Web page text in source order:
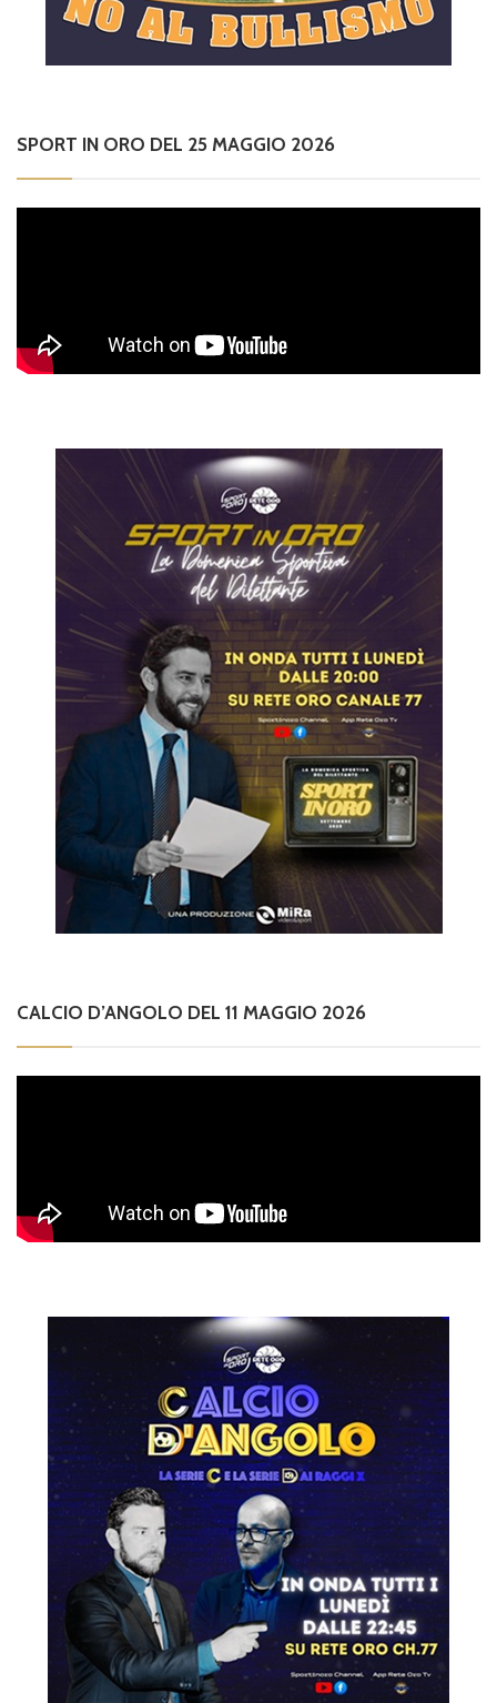
SPORT IN ORO DEL 25 MAGGIO 2026
CALCIO D’ANGOLO DEL 11 MAGGIO 2026